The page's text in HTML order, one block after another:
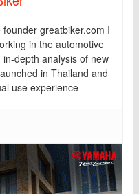
greatbiker.com I
in the automotive
depth analysis of new
in Thailand and
use experience